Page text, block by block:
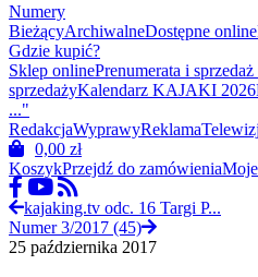
Numery
BieżącyArchiwalneDostępne online
Gdzie kupić?
Sklep onlinePrenumerata i
sprzedażyKalendarz KAJAKI 2026
..."
RedakcjaWyprawyReklama
0,00 zł
KoszykPrzejdź do zamówienia
kajaking.tv odc. 16 Targi P...
Numer 3/2017 (45)
25 października 2017